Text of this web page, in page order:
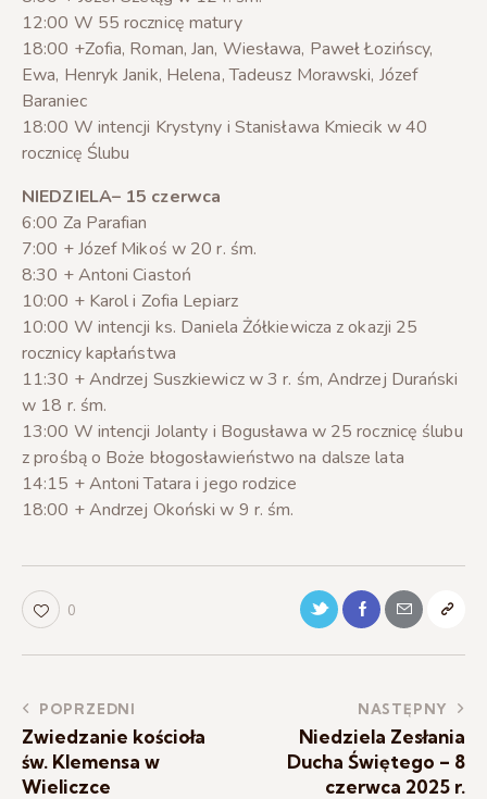
12:00 W 55 rocznicę matury
18:00 +Zofia, Roman, Jan, Wiesława, Paweł Łozińscy,
Ewa, Henryk Janik, Helena, Tadeusz Morawski, Józef
Baraniec
18:00 W intencji Krystyny i Stanisława Kmiecik w 40
rocznicę Ślubu
NIEDZIELA– 15 czerwca
6:00 Za Parafian
7:00 + Józef Mikoś w 20 r. śm.
8:30 + Antoni Ciastoń
10:00 + Karol i Zofia Lepiarz
10:00 W intencji ks. Daniela Żółkiewicza z okazji 25
rocznicy kapłaństwa
11:30 + Andrzej Suszkiewicz w 3 r. śm, Andrzej Durański
w 18 r. śm.
13:00 W intencji Jolanty i Bogusława w 25 rocznicę ślubu
z prośbą o Boże błogosławieństwo na dalsze lata
14:15 + Antoni Tatara i jego rodzice
18:00 + Andrzej Okoński w 9 r. śm.
0
POPRZEDNI
Zwiedzanie kościoła
św. Klemensa w
Wieliczce
NASTĘPNY
Niedziela Zesłania
Ducha Świętego – 8
czerwca 2025 r.